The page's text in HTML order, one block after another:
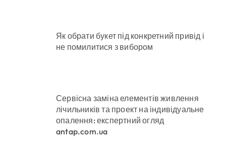
Як обрати букет під конкретний привід і
не помилитися з вибором
Сервісна заміна елементів живлення
лічильників та проект на індивідуальне
опалення: експертний огляд
antap.com.ua